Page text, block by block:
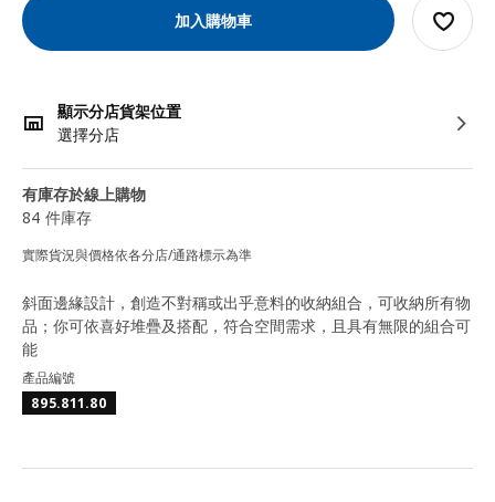
加入購物車
顯示分店貨架位置
選擇分店
有庫存於線上購物
84 件庫存
實際貨況與價格依各分店/通路標示為準
斜面邊緣設計，創造不對稱或出乎意料的收納組合，可收納所有物
品；你可依喜好堆疊及搭配，符合空間需求，且具有無限的組合可
能
產品編號
895.811.80